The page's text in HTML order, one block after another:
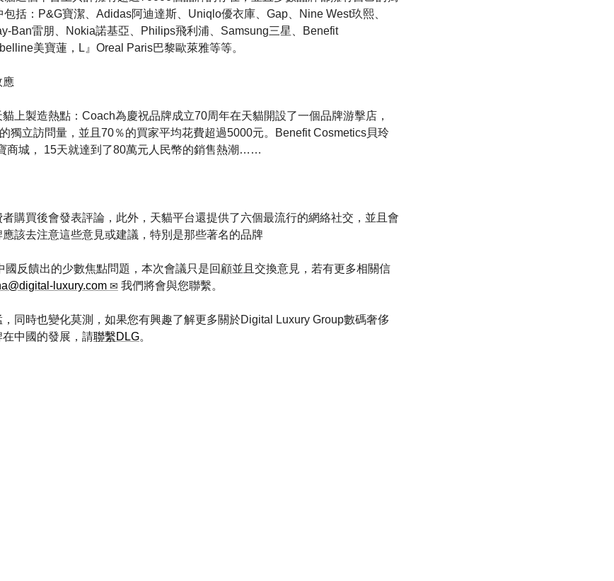
包括：P&G寶潔、Adidas阿迪達斯、Uniqlo優衣庫、Gap、Nine West玖熙、
Ban雷朋、Nokia諾基亞、Philips飛利浦、Samsung三星、Benefit
美寶蓮，L』Oreal Paris巴黎歐萊雅等等。
應
上製造熱點：Coach為慶祝品牌成立70周年在天貓開設了一個品牌游擊店，
獨立訪問量，並且70％的買家平均花費超過5000元。Benefit Cosmetics貝玲
商城， 15天就達到了80萬元人民幣的銷售熱潮……
購買後會發表評論，此外，天貓平台還提供了六個最流行的網絡社交，並且會
該去注意這些意見或建議，特別是那些著名的品牌
國反饋出的少數焦點問題，本次會議只是回顧並且交換意見，若有更多相關信
luxury.com 我們將會與您聯繫。
同時也變化莫測，如果您有興趣了解更多關於Digital Luxury Group數碼奢侈
中國的發展，請聯繫DLG。